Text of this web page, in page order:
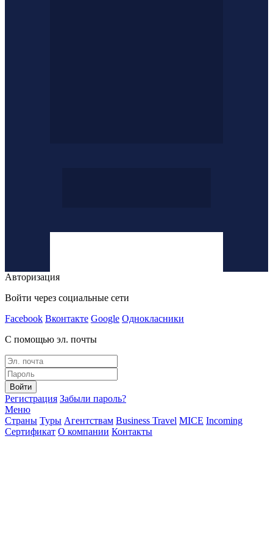
Авторизация
Войти через социальные сети
Facebook Вконтакте Google Однокласники
С помощью эл. почты
Войти
Регистрация Забыли пароль?
Меню
Страны Туры Агентствам Business Travel MICE Incoming
Сертификат О компании Контакты